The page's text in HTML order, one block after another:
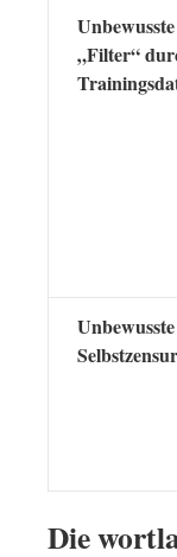
Unbewusste
„Filter“
Unbewusste
Selbstzensur
Die